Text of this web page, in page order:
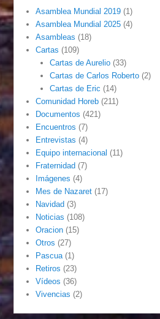
Asamblea Mundial 2019 (1)
Asamblea Mundial 2025 (4)
Asambleas (18)
Cartas (109)
Cartas de Aurelio(33)
Cartas de Carlos Roberto(2)
Cartas de Eric (14)
Comunidad Horeb (211)
Documentos (421)
Encuentros (7)
Entrevistas (4)
Equipo internacional (11)
Fraternidad (7)
Imágenes (4)
Mes de Nazaret (17)
Navidad (3)
Noticias (108)
Oracion (15)
Otros (27)
Pascua (1)
Retiros (23)
Vídeos (36)
Vivencias (2)